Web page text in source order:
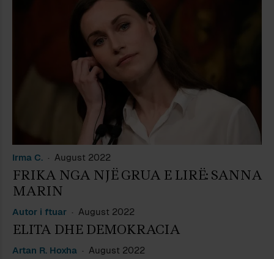
Irma C. August 2022
FRIKA NGA NJË GRUA E LIRË: SANNA
MARIN
Autor i ftuar August 2022
ELITA DHE DEMOKRACIA
Artan R. Hoxha August 2022